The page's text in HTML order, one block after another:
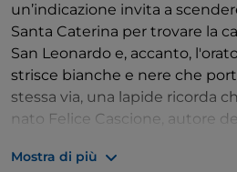
un’indicazione invita a
Santa Caterina per trovare la
San Leonardo e, accanto,
strisce bianche e nere che
stessa via, una lapide ricorda
nato Felice Cascione, autore
Via Vianelli continua seguendo
Mostra di più